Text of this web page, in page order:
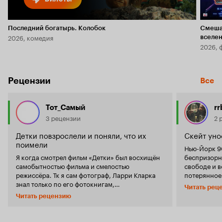
Последний богатырь. Колобок
2026, комедия
2026,
Рецензии Все
Тот_Самый
3 рецензии
Детки повзрослели и поняли, что их
поимели
Я когда смотрел фильм «Детки» был восхищён
самобытностью фильма и смелостью
режиссёра. Тк я сам фотограф, Ларри Кларка
знал только по его фотокнигам,
иллюстрирующие тяжёлый выбор молодёжи
его поколения (наркотики, саморазрушение,
Читать рецензию
2
Скейт
Нью-Йорк
свободе и
ощущение
Читать